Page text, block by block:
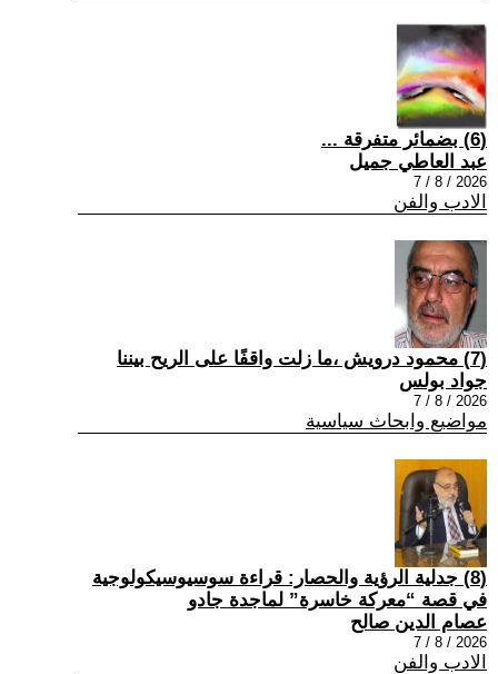
(6) بضمائر متفرقة ...
عبد العاطي جميل
2026 / 8 / 7
الادب والفن
(7) محمود درويش ،ما زلت واقفًا على الريح بيننا
جواد بولس
2026 / 8 / 7
مواضيع وابحاث سياسية
(8) جدلية الرؤية والحصار: قراءة سوسيوسيكولوجية
في قصة “معركة خاسرة” لماجدة جادو
عصام الدين صالح
2026 / 8 / 7
الادب والفن